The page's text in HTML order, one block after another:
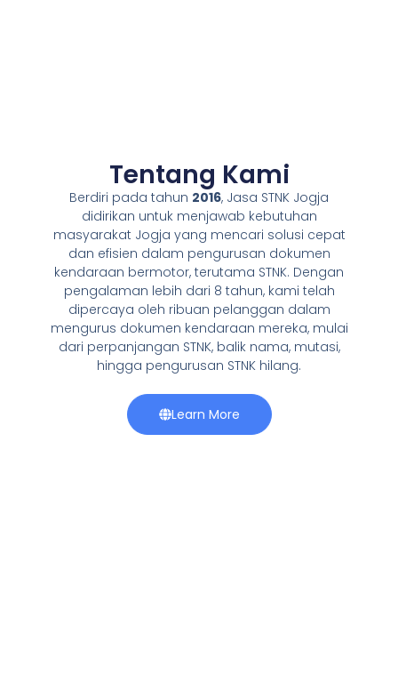
Tentang Kami
Berdiri pada tahun 2016, Jasa STNK Jogja
didirikan untuk menjawab kebutuhan
masyarakat Jogja yang mencari solusi cepat
dan efisien dalam pengurusan dokumen
kendaraan bermotor, terutama STNK. Dengan
pengalaman lebih dari 8 tahun, kami telah
dipercaya oleh ribuan pelanggan dalam
mengurus dokumen kendaraan mereka, mulai
dari perpanjangan STNK, balik nama, mutasi,
hingga pengurusan STNK hilang.
Learn More